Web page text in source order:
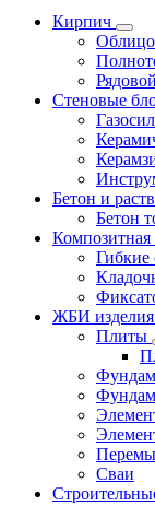
Кирпич
Стеновые
Бетон и
Бетон
Композитная
Гибкие
ЖБИ изделия
Плиты
Сваи